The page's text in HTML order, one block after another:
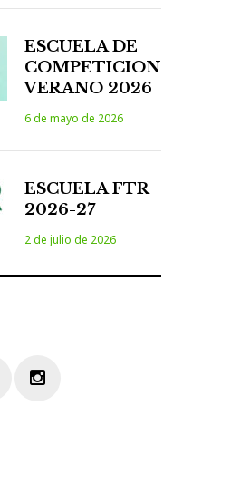
ESCUELA DE
COMPETICION
VERANO 2026
6 de mayo de 2026
ESCUELA FTR
2026-27
2 de julio de 2026